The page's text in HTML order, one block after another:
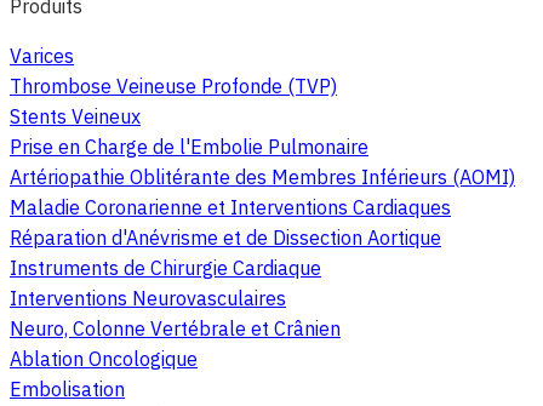
Produits
Varices
Thrombose Veineuse Profonde (TVP)
Stents Veineux
Prise en Charge de l'Embolie Pulmonaire
Artériopathie Oblitérante des Membres Inférieurs (AOMI)
Maladie Coronarienne et Interventions Cardiaques
Réparation d'Anévrisme et de Dissection Aortique
Instruments de Chirurgie Cardiaque
Interventions Neurovasculaires
Neuro, Colonne Vertébrale et Crânien
Ablation Oncologique
Embolisation